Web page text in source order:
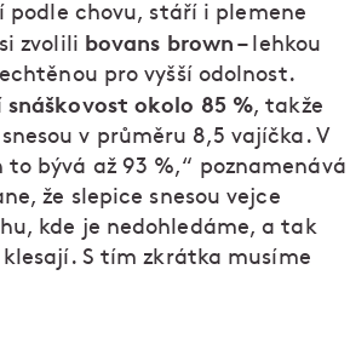
podle chovu, stáří i plemene
zvolili bovans brown – lehkou
pro vyšší odolnost.
snáškovost okolo 85 %, takže
v průměru 8,5 vajíčka. V
to bývá až 93 %,“ poznamenává
že slepice snesou vejce
kde je nedohledáme, a tak
S tím zkrátka musíme